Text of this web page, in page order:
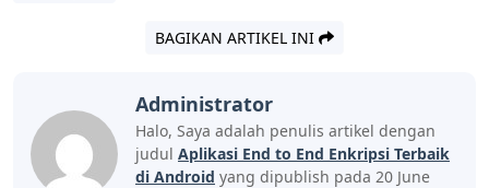
BAGIKAN ARTIKEL INI
Administrator
Halo, Saya adalah penulis artikel dengan
judul Aplikasi End to End Enkripsi Terbaik
di Android yang dipublish pada 20 June